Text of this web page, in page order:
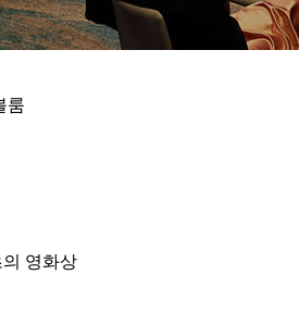
룸
의 영화상